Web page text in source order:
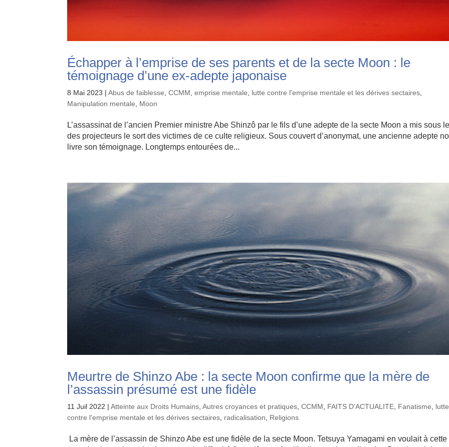
Échapper à l’emprise de ses parents et de la secte Moon : le
témoignage d’une ex-adepte japonaise
8 Mai 2023 |Abus de faiblesse ,CCMM ,emprise mentale lutte contre l'emprise mentale et les dérives sectaires
Manipulation mentale
Moon
L’assassinat de l’ancien Premier ministre Abe Shinzô par le fils d’une adepte de la secte Moon a mis sous
des projecteurs le sort des victimes de ce culte religieux. Sous couvert d’anonymat, une ancienne adepte
livre son témoignage. Longtemps entourées de...
Meurtre de Shinzo Abe : la secte Moon confirme que la mère de
l’assassin présumé est une fidèle
11 Juil 2022 |Atteinte aux Droits Humains ,Autres croyances et pratiques ,CCMM FAITS D'ACTUALITE Fanatisme
lutte
contre l'emprise mentale et les dérives sectaires radicalisation Religions
La mère de l’assassin de Shinzo Abe est une fidèle de la secte Moon. Tetsuya Yamagami en voulait à cette